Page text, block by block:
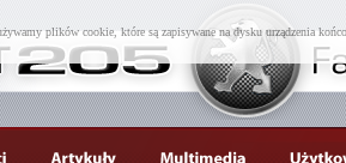
plików cookie, które są zapisywane na dysku urządzenia